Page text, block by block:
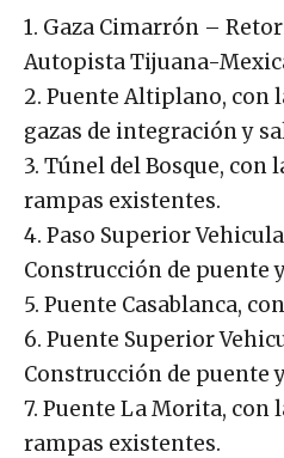
1. Gaza Cimarrón –
Autopista Tijuana-
2. Puente Altiplano, con
gazas de integración y
3. Túnel del Bosque,
rampas existentes.
4. Paso Superior
Construcción de puente
5. Puente Casablanca,
6. Puente Superior
Construcción de puente
7. Puente La Morita, con
rampas existentes.